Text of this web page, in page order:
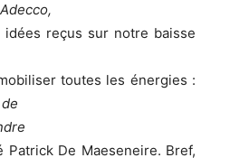
idées reçus sur notre baisse
toutes les énergies :
Patrick De Maeseneire. Bref,